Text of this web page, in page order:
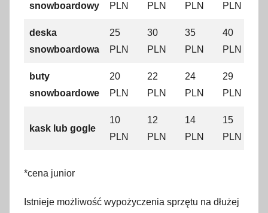
snowboardowy
PLN
PLN
PLN
PLN
deska
snowboardowa
25
PLN
30
PLN
35
PLN
40
PLN
buty
snowboardowe
20
PLN
22
PLN
24
PLN
29
PLN
kask lub gogle
10
PLN
12
PLN
14
PLN
15
PLN
*cena junior
Istnieje możliwość wypożyczenia sprzętu na dłużej